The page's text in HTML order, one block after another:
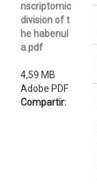
nscriptomic
division of t
he habenul
a.pdf
4,59 MB
Adobe PDF
Compartir: